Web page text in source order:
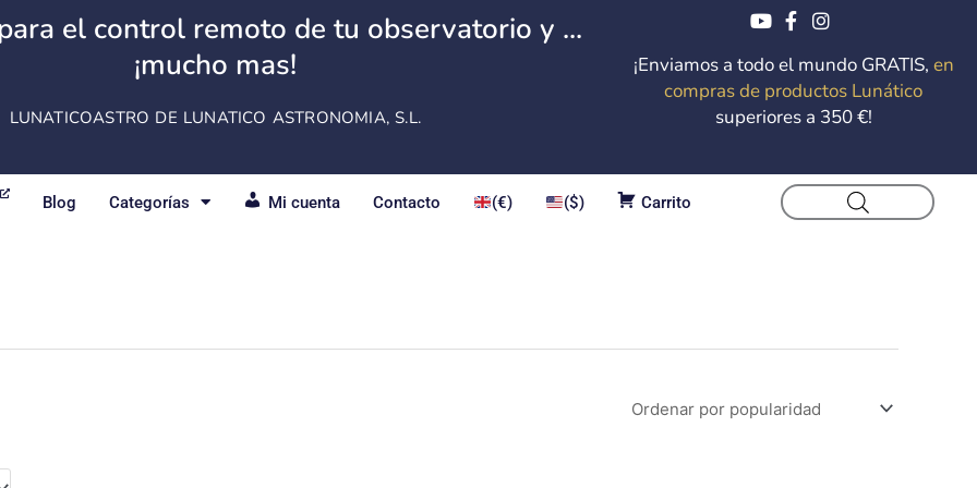
el control remoto de tu observatorio y ...
¡mucho mas!
LUNATICOASTRO DE LUNATICO ASTRONOMIA, S.L.
¡Enviamos a todo el mundo GRATIS, en
compras de productos Lunático
superiores a 350 €!
Blog Categorías Mi cuenta Contacto (€) ($) Carrito